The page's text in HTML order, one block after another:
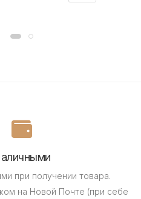
при получении товара.
на Новой Почте (при себе